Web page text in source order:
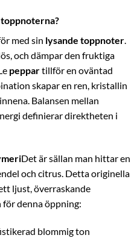
med sin lysande toppnoter.
och dämpar den fruktiga
peppartillför en oväntad
skapar en ren, kristallin
Balansen mellan
definierar direktheten i
Det är sällan man hittar en
och citrus. Detta originella
ljust, överraskande
denna öppning:
blommig ton